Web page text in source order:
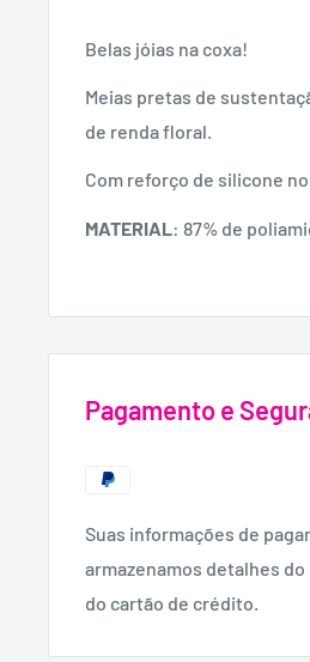
Belas jóias na coxa!
Meias pretas de
de renda floral.
Com reforço de silicone
MATERIAL : 87% de
Pagamento e
Suas informações de
armazenamos detalhes
do cartão de crédito.